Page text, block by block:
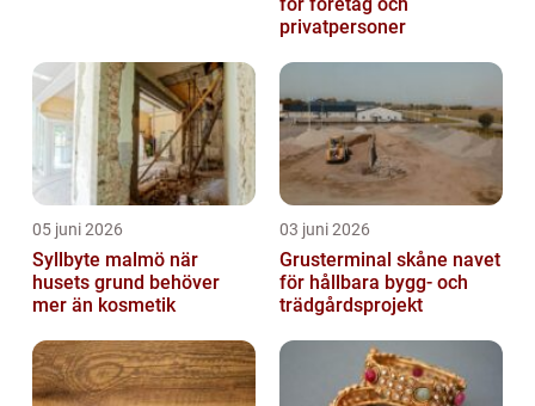
privatpersoner
05 juni 2026
Syllbyte malmö när
husets grund behöver
mer än kosmetik
03 juni 2026
Grusterminal skåne navet
för hållbara bygg- och
trädgårdsprojekt